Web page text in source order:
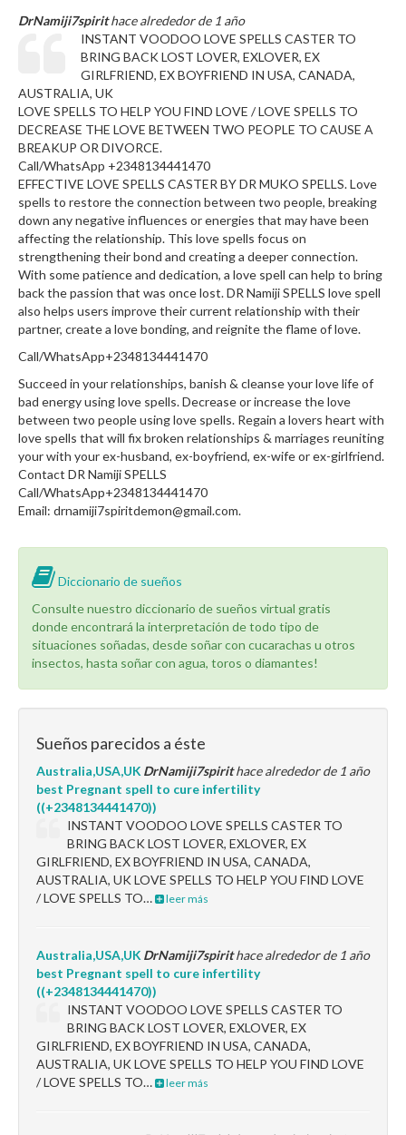
DrNamiji7spirithace alrededor de 1 año
INSTANT VOODOO LOVE SPELLS CASTER TO
BRING BACK LOST LOVER, EXLOVER, EX
GIRLFRIEND, EX BOYFRIEND IN USA, CANADA,
AUSTRALIA, UK
LOVE SPELLS TO HELP YOU FIND LOVE / LOVE SPELLS TO
DECREASE THE LOVE BETWEEN TWO PEOPLE TO CAUSE A
BREAKUP OR DIVORCE.
Call/WhatsApp +2348134441470
EFFECTIVE LOVE SPELLS CASTER BY DR MUKO SPELLS. Love
spells to restore the connection between two people, breaking
down any negative influences or energies that may have been
affecting the relationship. This love spells focus on
strengthening their bond and creating a deeper connection.
With some patience and dedication, a love spell can help to bring
back the passion that was once lost. DR Namiji SPELLS love spell
also helps users improve their current relationship with their
partner, create a love bonding, and reignite the flame of love.
Call/WhatsApp+2348134441470
Succeed in your relationships, banish & cleanse your love life of
bad energy using love spells. Decrease or increase the love
between two people using love spells. Regain a lovers heart with
love spells that will fix broken relationships & marriages reuniting
your with your ex-husband, ex-boyfriend, ex-wife or ex-girlfriend.
Contact DR Namiji SPELLS
Call/WhatsApp+2348134441470
Email: drnamiji7spiritdemon@gmail.com.
Diccionario de sueños
Consulte nuestro diccionario de sueños virtual gratis
donde encontrará la interpretación de todo tipo de
situaciones soñadas, desde soñar con cucarachas u otros
insectos, hasta soñar con agua, toros o diamantes!
Sueños parecidos a éste
DrNamiji7spirithace alrededor de 1 año
Australia,USA,UK
best Pregnant spell to cure infertility
((+2348134441470))
INSTANT VOODOO LOVE SPELLS CASTER TO
BRING BACK LOST LOVER, EXLOVER, EX
GIRLFRIEND, EX BOYFRIEND IN USA, CANADA,
AUSTRALIA, UK LOVE SPELLS TO HELP YOU FIND LOVE
/ LOVE SPELLS TO…
leer más
DrNamiji7spirithace alrededor de 1 año
Australia,USA,UK
best Pregnant spell to cure infertility
((+2348134441470))
INSTANT VOODOO LOVE SPELLS CASTER TO
BRING BACK LOST LOVER, EXLOVER, EX
GIRLFRIEND, EX BOYFRIEND IN USA, CANADA,
AUSTRALIA, UK LOVE SPELLS TO HELP YOU FIND LOVE
/ LOVE SPELLS TO…
leer más